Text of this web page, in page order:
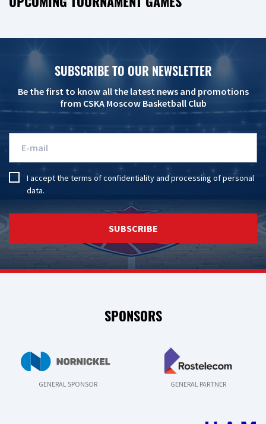
SUBSCRIBE TO OUR NEWSLETTER
Be the first to know all the latest news and promotions
from CSKA Moscow Basketball Club
I accept the terms of confidentialityandprocessing of personal
data.
SUBSCRIBE
SPONSORS
GENERAL SPONSOR GENERAL PARTNER